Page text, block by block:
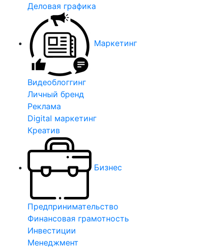
Деловая графика
Маркетинг
Видеоблоггинг
Личный бренд
Реклама
Digital маркетинг
Креатив
Бизнес
Предпринимательство
Финансовая грамотность
Инвестиции
Менеджмент